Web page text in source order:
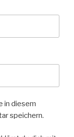
in diesem
speichern.